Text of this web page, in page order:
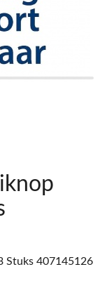
Stuks 407145126